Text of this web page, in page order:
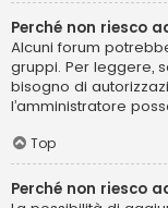
Perché non riesco
Alcuni forum
gruppi. Per leggere,
bisogno di
l’amministratore
Top
Perché non riesco